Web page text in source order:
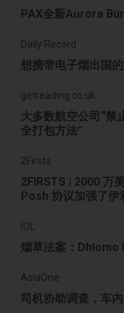
PAX全新Aurora
Daily Record
想携带电子烟出国
getreading.co.uk
大多数航空公司“禁
全打包方法”
2Firsts
2FIRSTS | 2000 万
Posh 协议加强了伊
IOL
烟草法案：Dhlomo
AsiaOne
司机协助调查，车